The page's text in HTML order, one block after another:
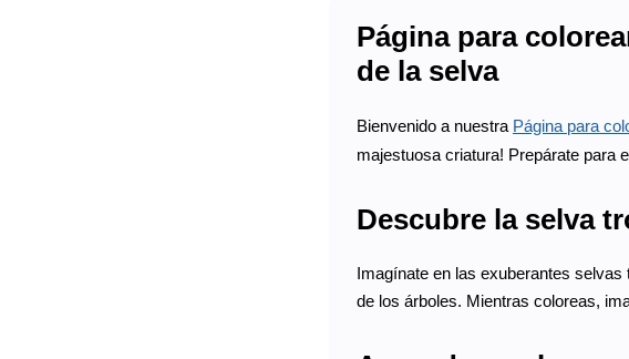
Página para
de la selva
Bienvenido a nuestra Página para
majestuosa criatura! Prepárate para
Descubre la selva
Imagínate en las exuberantes
de los árboles. Mientras coloreas,